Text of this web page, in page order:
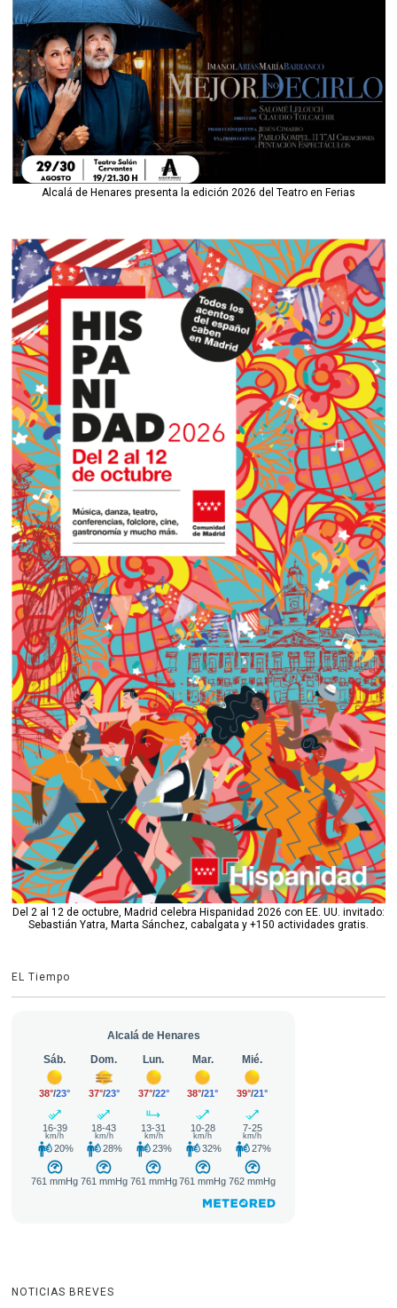
Alcalá de Henares presenta la edición 2026 del Teatro en Ferias
Del 2 al 12 de octubre, Madrid celebra Hispanidad 2026 con EE. UU. invitado:
Sebastián Yatra, Marta Sánchez, cabalgata y +150 actividades gratis.
EL Tiempo
NOTICIAS BREVES